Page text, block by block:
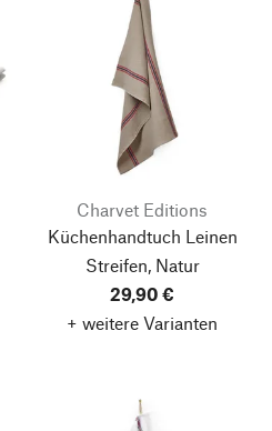
Charvet Editions
Küchenhandtuch Leinen
Streifen, Natur
29,90 €
+ weitere Varianten